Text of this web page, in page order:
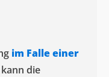
im Falle einer
die